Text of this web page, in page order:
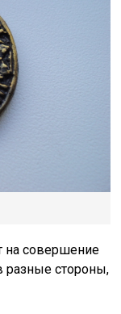
на совершение
разные стороны,